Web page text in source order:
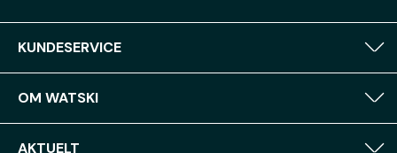
KUNDESERVICE
OM WATSKI
AKTUELT